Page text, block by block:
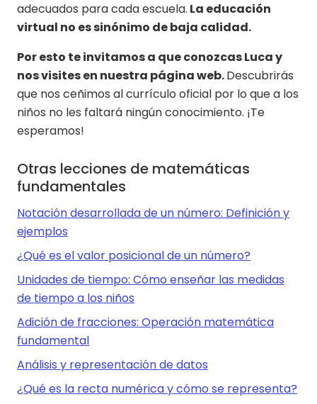
adecuados para cada escuela. La educación
virtual no es sinónimo de baja calidad.
Por esto te invitamos a que conozcas Luca y
nos visites en nuestra página web.Descubrirás
que nos ceñimos al currículo oficial por lo que a los
niños no les faltará ningún conocimiento. ¡Te
esperamos!
Otras lecciones de matemáticas
fundamentales
Notación desarrollada de un número: Definición y
ejemplos
¿Qué es el valor posicional de un número?
Unidades de tiempo: Cómo enseñar las medidas
de tiempo a los niños
Adición de fracciones: Operación matemática
fundamental
Análisis y representación de datos
¿Qué es la recta numérica y cómo se representa?